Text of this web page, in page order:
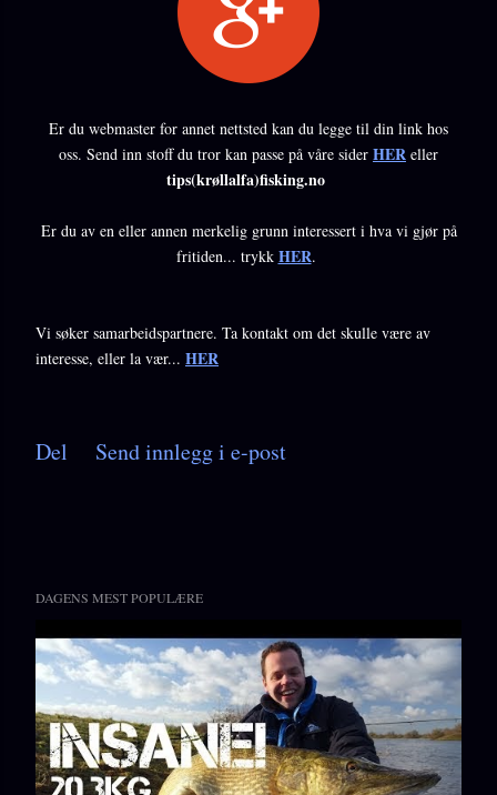
Er du webmaster for annet nettsted kan du legge til din link hos
oss. Send inn stoff du tror kan passe på våre sider HER eller
tips(krøllalfa)fisking.no
Er du av en eller annen merkelig grunn interessert i hva vi gjør på
fritiden... trykk HER.
Vi søker samarbeidspartnere. Ta kontakt om det skulle være av
interesse, eller la vær... HER
Del Send innlegg i e-post
DAGENS MEST POPULÆRE